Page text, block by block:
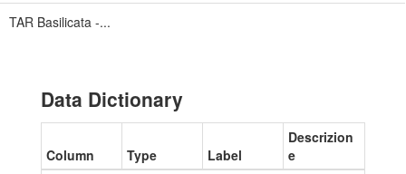
TAR Basilicata -...
Data Dictionary
Column Type Label
Descrizion
e